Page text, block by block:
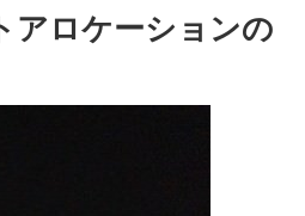
アロケーションの